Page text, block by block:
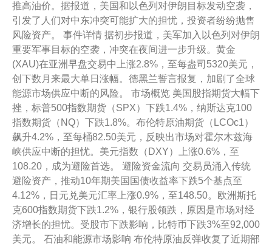
推高油价。据报道，美国和以色列对伊朗目标发动空袭，
引发了人们对中东冲突可能扩大的担忧，投资者纷纷抛售
风险资产。 事件详情 据初步报道，美军加入以色列对伊朗
重要军事目标的空袭，冲突在夜间进一步升级。黄金
(XAU)在亚洲早盘交易中上涨2.8%，至每盎司5320美元，
创下数月来最大单日涨幅。德黑兰誓言报复，加剧了全球
能源市场供应中断的风险。 市场概览 美国股指期货大幅下
挫，标普500指数期货（SPX）下跌1.4%，纳斯达克100
指数期货（NQ）下跌1.8%。布伦特原油期货（LCOc1）
飙升4.2%，至每桶82.50美元，反映出市场对霍尔木兹海
峡供应中断的担忧。美元指数（DXY）上涨0.6%，至
108.20，成为避险首选。 避险资金流向 交易员涌入传统
避险资产，推动10年期美国国债收益率下跌5个基点至
4.12%，日元兑美元汇率上涨0.9%，至148.50。欧洲斯托
克600指数期货下跌1.2%，银行股领跌，原因是市场对经
济增长的担忧。受股市下跌影响，比特币下跌3%至92,000
美元。 石油和能源市场影响 布伦特原油反弹收复了近期部